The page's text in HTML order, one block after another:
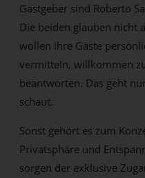
Gastgeber sind Roberto
Die beiden glauben nicht
wollen ihre Gäste
vermitteln, willkommen
beantworten. Das geht
schaut.
Sonst gehört es zum
Privatsphäre und
sorgen der exklusive